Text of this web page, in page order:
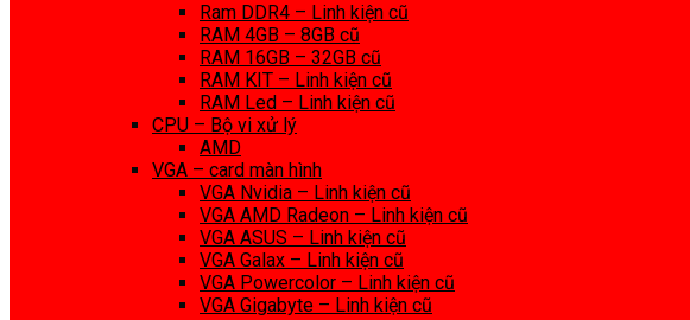
Ram DDR4 – Linh kiện cũ
RAM 4GB – 8GB cũ
RAM 16GB – 32GB cũ
RAM KIT – Linh kiện cũ
RAM Led – Linh kiện cũ
CPU – Bộ vi xử lý
AMD
VGA – card màn hình
VGA Nvidia – Linh kiện cũ
VGA AMD Radeon – Linh kiện cũ
VGA ASUS – Linh kiện cũ
VGA Galax – Linh kiện cũ
VGA Powercolor – Linh kiện cũ
VGA Gigabyte – Linh kiện cũ